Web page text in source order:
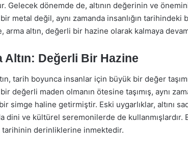
Gelecek dönemde de, altının değerinin ve
metal değil, aynı zamanda insanlığın tarihindeki
arma altın, değerli bir hazine olarak kalmaya
Altın: Değerli Bir Hazine
tarih boyunca insanlar için büyük bir değer
değerli maden olmanın ötesine taşımış, aynı
simge haline getirmiştir. Eski uygarlıklar, altını
dini ve kültürel seremonilerde de kullanmışlardır.
tarihinin derinliklerine inmektedir.